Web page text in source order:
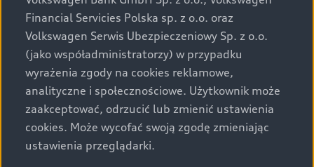
za dopłatą. Wiążące ustalenie ceny, wyposażenia i
specyfikacji pojazdu następują w umowie sprzedaży, a
określenie parametrów technicznych zawiera
świadectwo homologacji typu pojazdu. Zastrzegamy
sobie prawo do zmian i pomyłek. Wszelkie informacje
prezentowane na stronie są aktualne na dzień ich
zamieszczania. W celu uzyskania najnowszych
informacji prosimy kontaktować się z Partnerem Marki
Audi.
Financial Servicies Polska sp. z o.o. oraz
Volkswagen Serwis Ubezpieczeniowy Sp. z o.o.
(jako współadministratorzy) w przypadku
wyrażenia zgody na cookies reklamowe,
analityczne i społecznościowe. Użytkownik może
zaakceptować, odrzucić lub zmienić ustawienia
cookies. Może wycofać swoją zgodę zmieniając
ustawienia przeglądarki.